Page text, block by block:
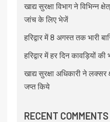
खाद्य सुरक्षा विभाग ने विभिन्न
जांच के लिए भेजें
हरिद्वार में 8 अगस्त तक भारी
हरिद्वार में हर दिन कावड़ियों की
खाद्य सुरक्षा अधिकारी ने लक्सर
जप्त किये
RECENT COMMENTS